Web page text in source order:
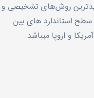
روش‌های تشخیصی و
استاندارد های بین
و اروپا میباشد.